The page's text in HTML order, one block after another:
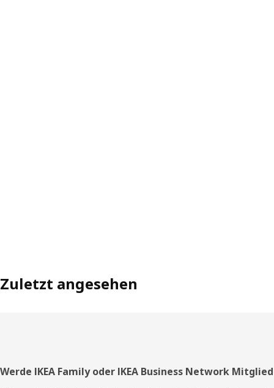
Zuletzt angesehen
Fußzeile
Werde IKEA Family oder IKEA Business Network Mitglied